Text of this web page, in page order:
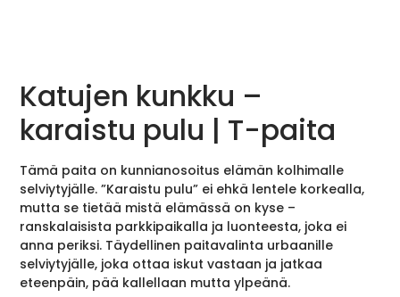
Katujen kunkku –
karaistu pulu | T-paita
Tämä paita on kunnianosoitus elämän kolhimalle
selviytyjälle. ”Karaistu pulu” ei ehkä lentele korkealla,
mutta se tietää mistä elämässä on kyse –
ranskalaisista parkkipaikalla ja luonteesta, joka ei
anna periksi. Täydellinen paitavalinta urbaanille
selviytyjälle, joka ottaa iskut vastaan ja jatkaa
eteenpäin, pää kallellaan mutta ylpeänä.